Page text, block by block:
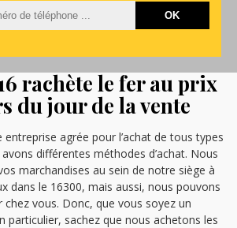
rachète le fer au prix
du jour de la vente
agrée pour l’achat de tous types
différentes méthodes d’achat. Nous
marchandises au sein de notre siège à
dans le 16300, mais aussi, nous pouvons
chez vous. Donc, que vous soyez un
particulier, sachez que nous achetons les